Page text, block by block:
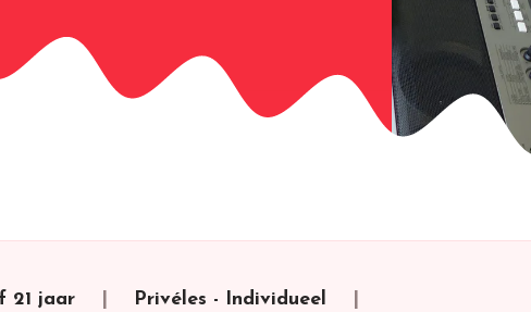
21 jaar Privéles - Individueel